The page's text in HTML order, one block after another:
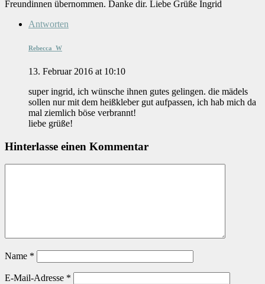
Freundinnen übernommen. Danke dir. Liebe Grüße Ingrid
Antworten
Rebecca_W
13. Februar 2016 at 10:10
super ingrid, ich wünsche ihnen gutes gelingen. die mädels
sollen nur mit dem heißkleber gut aufpassen, ich hab mich da
mal ziemlich böse verbrannt!
liebe grüße!
Hinterlasse einen Kommentar
Name *
E-Mail-Adresse *